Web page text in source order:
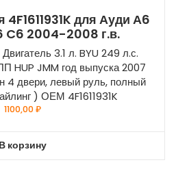
4F1611931K для Ауди А6
C6 2004-2008 г.в.
3.1 л. BYU 249 л.с.
HUP JMM год выпуска 2007
4 двери, левый руль, полный
) ОЕМ 4F1611931K
1100,00₽
В корзину